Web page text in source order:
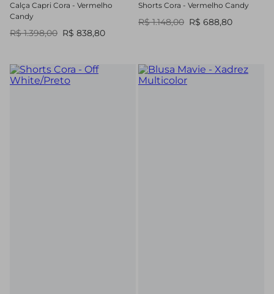
Calça Capri Cora - Vermelho
Candy
R$ 1.398,00 R$ 838,80
Shorts Cora - Vermelho Candy
R$ 1.148,00 R$ 688,80